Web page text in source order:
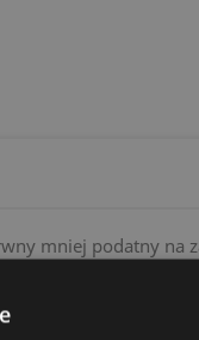
mniej podatny na
i daje
500 Series i MM